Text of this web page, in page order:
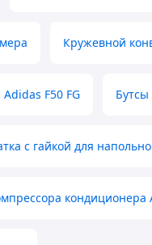
Кружевной
F50 FG
с гайкой для
кондиционера